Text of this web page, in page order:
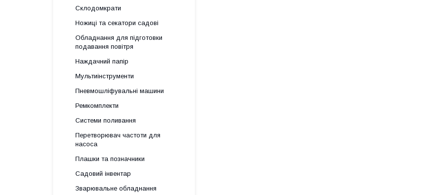
Склодомкрати
Ножиці та секатори садові
Обладнання для підготовки
подавання повітря
Наждачний папір
Мультиінструменти
Пневмошліфувальні машини
Ремкомплекти
Системи поливання
Перетворювач частоти для
насоса
Плашки та позначники
Садовий інвентар
Зварювальне обладнання